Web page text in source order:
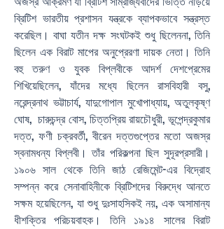
ব্রিটিশ ভারতীয় প্রশাসন যন্ত্রকে ব্যাপকভাবে সন্ত্রস্ত
করেছিল। বাঘা যতীন দক্ষ সংঘটকই শুধু ছিলেননা, তিনি
ছিলেন এক বিরাট মাপের অনুপ্রেরণা দায়ক নেতা। তিনি
বহু তরুণ ও যুবক বিপ্লবীকে আদর্শ দেশপ্রেমের
শিখিয়েছিলেন, যাঁদের মধ্যে ছিলেন রাসবিহারী বসু,
নরেন্দ্রনাথ ভট্টাচার্য, যাদুগোপাল মুখোপাধ্যায়, অতুলকৃষ্ণ
ঘোষ, চারুচন্দ্র বোস, চিত্তপ্রিয় রায়চৌধুরী, ভূপেন্দ্রকুমার
দত্ত, ফণী চক্রবর্তী, বীরেন দত্তগুপ্তের মতো অজস্র
স্বনামধন্য বিপ্লবী। তাঁর পরিকল্পনা ছিল সুদূরপ্রসারী।
১৯০৬ সাল থেকে তিনি জাঠ রেজিমেন্ট-এর বিদ্রোহ
সম্পন্ন করে সেনাবাহিনীকে ব্রিটিশদের বিরুদ্ধে আনতে
সক্ষম হয়েছিলেন, যা শুধু দুঃসাহসিকই নয়, এক অসামান্য
ধীশক্তির পরিচয়বাহক। তিনি ১৯১৪ সালের বিরাট